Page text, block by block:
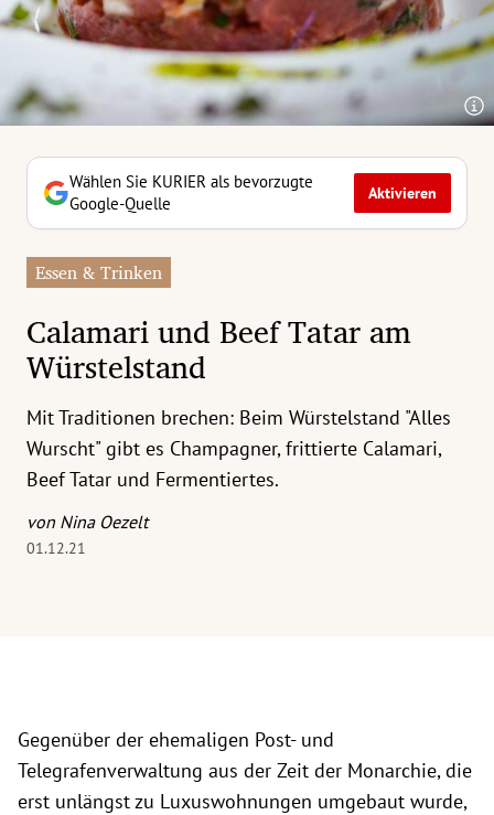
Untermenü
Untermenü
Untermenü
Untermenü
Untermenü
Untermenü
Untermenü
Untermenü
Wählen Sie KURIER als bevorzugte
Google-Quelle
Aktivieren
Essen & Trinken
Calamari und Beef Tatar am
Würstelstand
Mit Traditionen brechen: Beim Würstelstand "Alles
Wurscht" gibt es Champagner, frittierte Calamari,
Beef Tatar und Fermentiertes.
von Nina Oezelt
01.12.21
Gegenüber der ehemaligen Post- und
Telegrafenverwaltung aus der Zeit der Monarchie, die
erst unlängst zu Luxuswohnungen umgebaut wurde,